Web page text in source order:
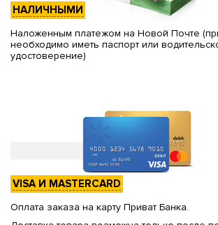
НАЛИЧНЫМИ
Наложенным платежом на Новой Почте
необходимо иметь паспорт или
удостоверение)
VISA И MASTERCARD
Оплата заказа на карту Приват Банка.